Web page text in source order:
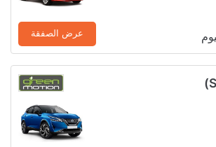
عرض الصفقة